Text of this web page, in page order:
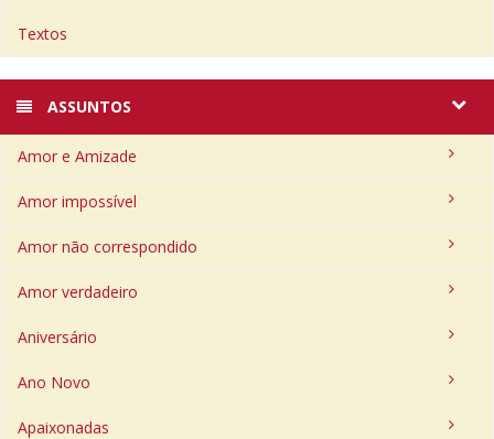
Textos
ASSUNTOS
Amor e Amizade
Amor impossível
Amor não correspondido
Amor verdadeiro
Aniversário
Ano Novo
Apaixonadas